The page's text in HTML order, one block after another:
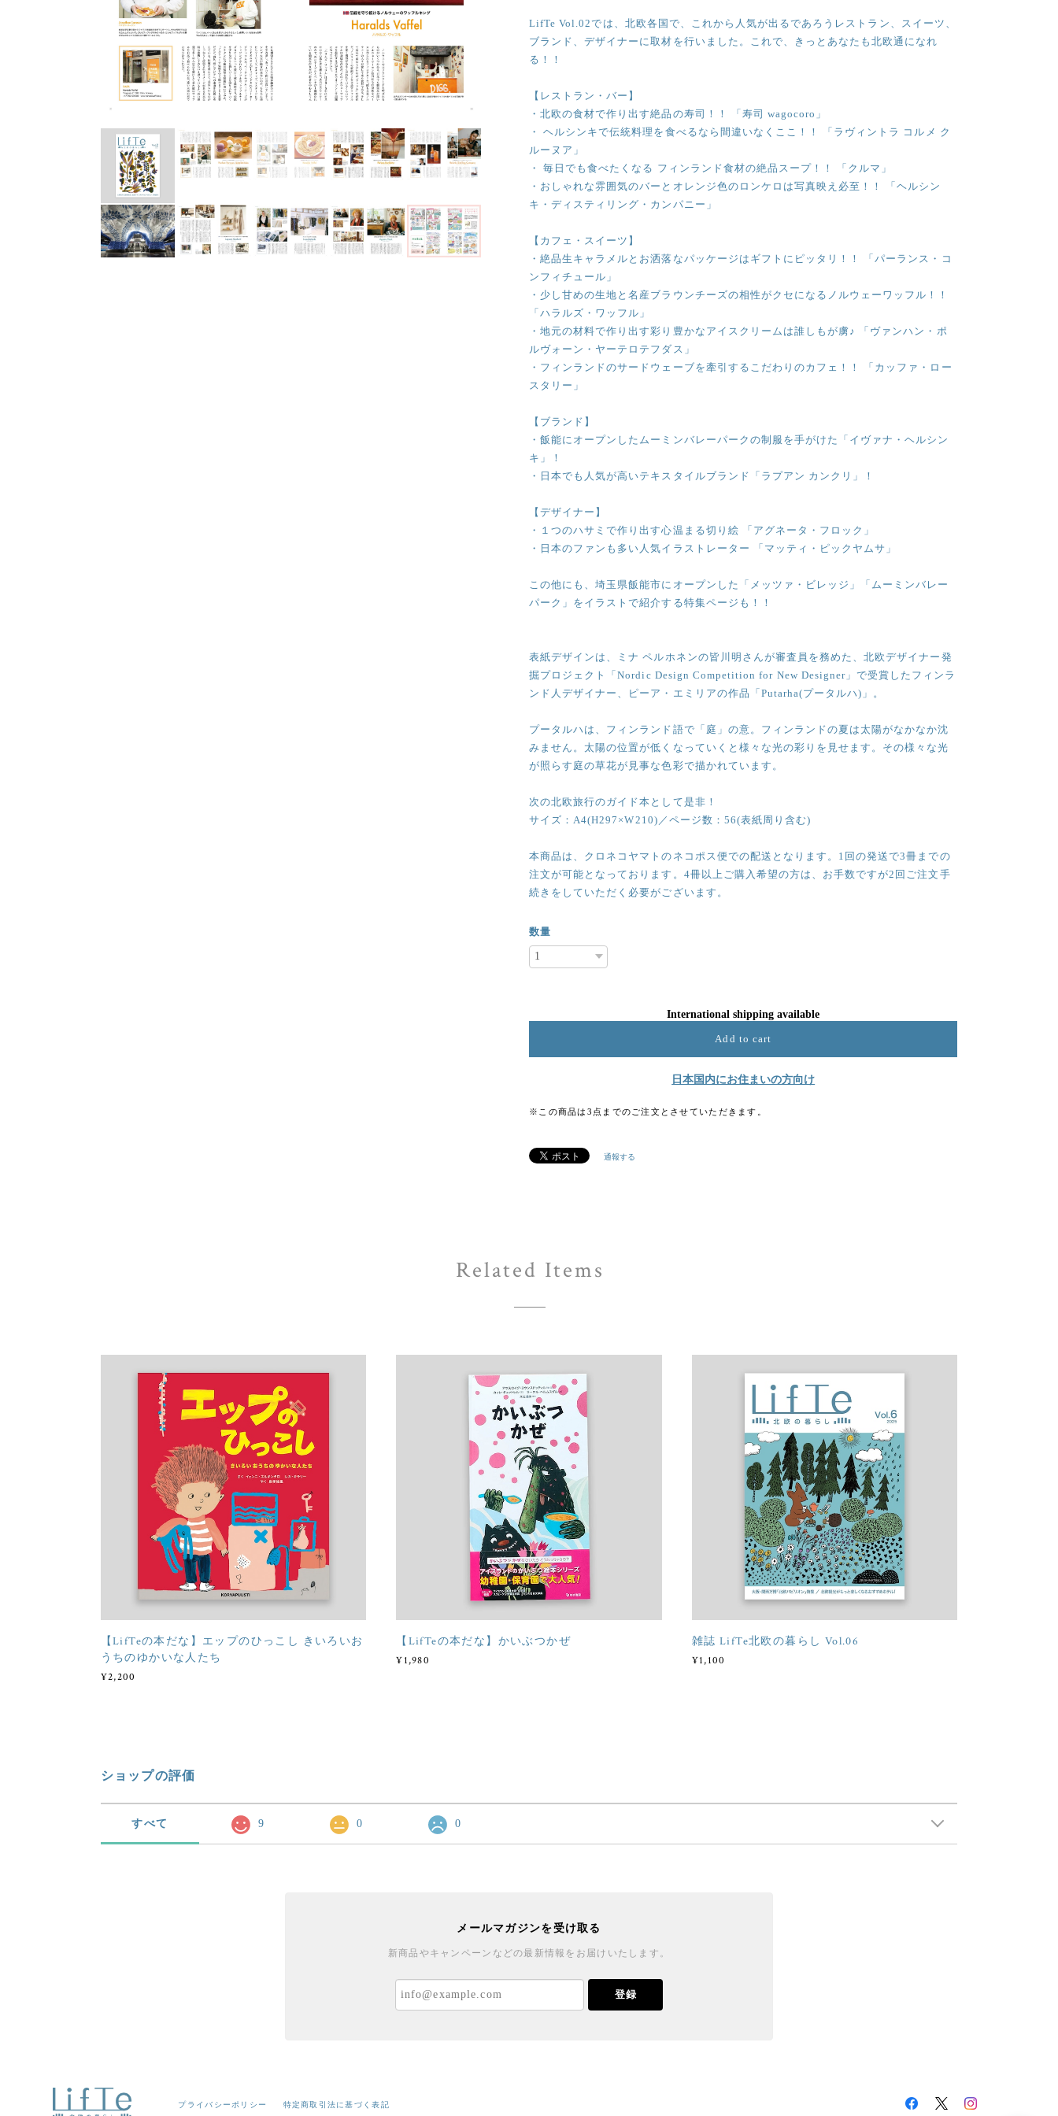
LifTe Vol.02では、北欧各国で、これから人気が出るであろうレストラン、スイーツ、
ブランド、デザイナーに取材を行いました。これで、きっとあなたも北欧通になれ
る！！
【レストラン・バー】
・北欧の食材で作り出す絶品の寿司！！ 「寿司 wagocoro」
・ ヘルシンキで伝統料理を食べるなら間違いなくここ！！ 「ラヴィントラ コルメ ク
ルーヌア」
・ 毎日でも食べたくなる フィンランド食材の絶品スープ！！ 「クルマ」
・おしゃれな雰囲気のバーとオレンジ色のロンケロは写真映え必至！！ 「ヘルシン
キ・ディスティリング・カンパニー」
【カフェ・スイーツ】
・絶品生キャラメルとお洒落なパッケージはギフトにピッタリ！！ 「パーランス・コ
ンフィチュール」
・少し甘めの生地と名産ブラウンチーズの相性がクセになるノルウェーワッフル！！
「ハラルズ・ワッフル」
・地元の材料で作り出す彩り豊かなアイスクリームは誰しもが虜♪ 「ヴァンハン・ポ
ルヴォーン・ヤーテロテフダス」
・フィンランドのサードウェーブを牽引するこだわりのカフェ！！ 「カッファ・ロー
スタリー」
【ブランド】
・飯能にオープンしたムーミンバレーパークの制服を手がけた「イヴァナ・ヘルシン
キ」！
・日本でも人気が高いテキスタイルブランド「ラプアン カンクリ」！
【デザイナー】
・１つのハサミで作り出す心温まる切り絵 「アグネータ・フロック」
・日本のファンも多い人気イラストレーター 「マッティ・ピックヤムサ」
この他にも、埼玉県飯能市にオープンした「メッツァ・ビレッジ」「ムーミンバレー
パーク」をイラストで紹介する特集ページも！！
表紙デザインは、ミナ ペルホネンの皆川明さんが審査員を務めた、北欧デザイナー発
掘プロジェクト「Nordic Design Competition for New Designer」で受賞したフィンラ
ンド人デザイナー、ピーア・エミリアの作品「Putarha(プータルハ)」。
プータルハは、フィンランド語で「庭」の意。フィンランドの夏は太陽がなかなか沈
みません。太陽の位置が低くなっていくと様々な光の彩りを見せます。その様々な光
が照らす庭の草花が見事な色彩で描かれています。
次の北欧旅行のガイド本として是非！
サイズ：A4(H297×W210)／ページ数：56(表紙周り含む)
本商品は、クロネコヤマトのネコポス便での配送となります。1回の発送で3冊までの
注文が可能となっております。4冊以上ご購入希望の方は、お手数ですが2回ご注文手
続きをしていただく必要がございます。
数量
International shipping available
Add to cart
日本国内にお住まいの方向け
※この商品は3点までのご注文とさせていただきます。
通報する
Related Items
【LifTeの本だな】エップのひっこし きいろいお
うちのゆかいな人たち
¥2,200
【LifTeの本だな】かいぶつかぜ
¥1,980
雑誌 LifTe北欧の暮らし Vol.06
¥1,100
ショップの評価
すべて 9 0 0
メールマガジンを受け取る
新商品やキャンペーンなどの最新情報をお届けいたします。
登録
プライバシーポリシー 特定商取引法に基づく表記